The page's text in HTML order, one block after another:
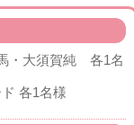
・大須賀純 各1名
各1名様